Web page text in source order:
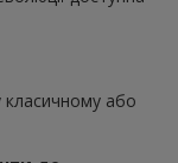
класичному або